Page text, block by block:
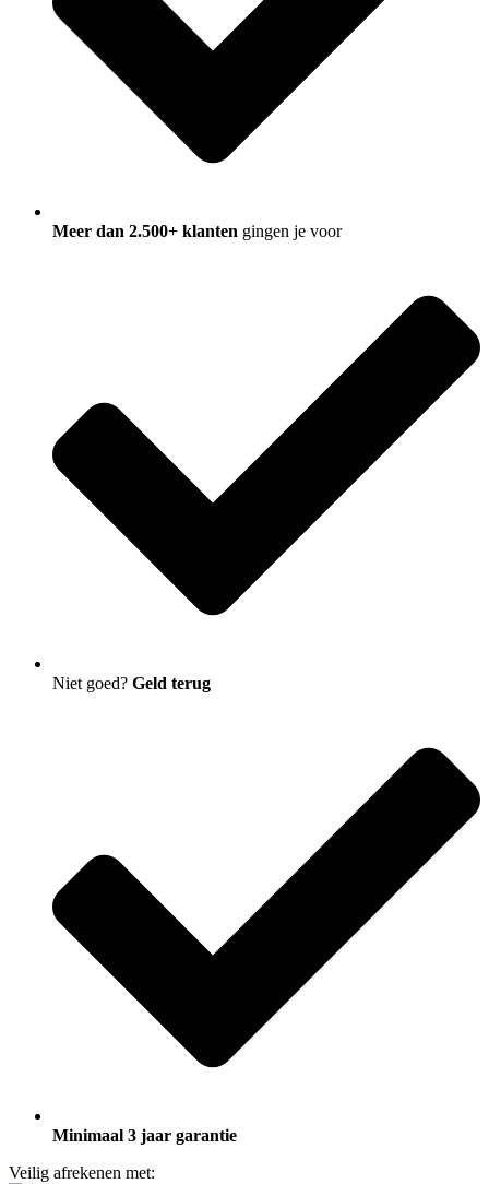
Meer dan 2.500+ klanten gingen je voor
Niet goed? Geld terug
Minimaal 3 jaar garantie
Veilig afrekenen met: